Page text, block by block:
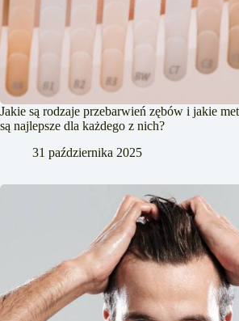
Jakie są rodzaje przebarwień zębów i jakie
są najlepsze dla każdego z nich?
31 października 2025